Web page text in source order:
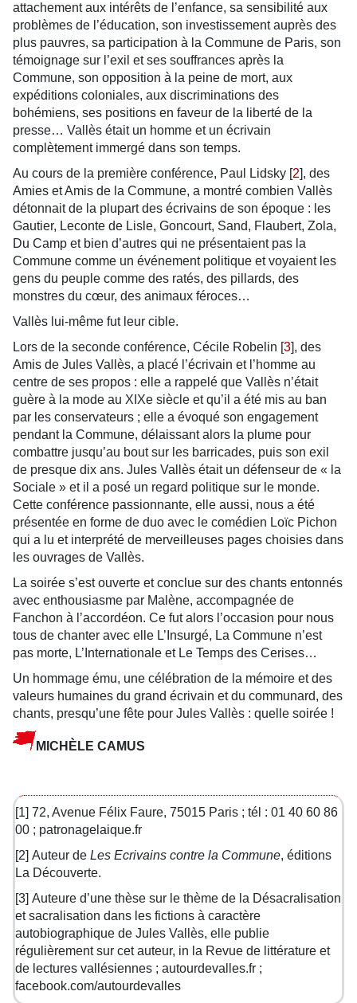
attachement aux intérêts de l’enfance, sa sensibilité aux
problèmes de l’éducation, son investissement auprès des
plus pauvres, sa participation à la Commune de Paris, son
témoignage sur l’exil et ses souffrances après la
Commune, son opposition à la peine de mort, aux
expéditions coloniales, aux discriminations des
bohémiens, ses positions en faveur de la liberté de la
presse… Vallès était un homme et un écrivain
complètement immergé dans son temps.
Au cours de la première conférence, Paul Lidsky [2], des
Amies et Amis de la Commune, a montré combien Vallès
détonnait de la plupart des écrivains de son époque : les
Gautier, Leconte de Lisle, Goncourt, Sand, Flaubert, Zola,
Du Camp et bien d’autres qui ne présentaient pas la
Commune comme un événement politique et voyaient les
gens du peuple comme des ratés, des pillards, des
monstres du cœur, des animaux féroces…
Vallès lui-même fut leur cible.
Lors de la seconde conférence, Cécile Robelin [3], des
Amis de Jules Vallès, a placé l’écrivain et l’homme au
centre de ses propos : elle a rappelé que Vallès n’était
guère à la mode au XIXe siècle et qu’il a été mis au ban
par les conservateurs ; elle a évoqué son engagement
pendant la Commune, délaissant alors la plume pour
combattre jusqu’au bout sur les barricades, puis son exil
de presque dix ans. Jules Vallès était un défenseur de « la
Sociale » et il a posé un regard politique sur le monde.
Cette conférence passionnante, elle aussi, nous a été
présentée en forme de duo avec le comédien Loïc Pichon
qui a lu et interprété de merveilleuses pages choisies dans
les ouvrages de Vallès.
La soirée s’est ouverte et conclue sur des chants entonnés
avec enthousiasme par Malène, accompagnée de
Fanchon à l’accordéon. Ce fut alors l’occasion pour nous
tous de chanter avec elle L’Insurgé, La Commune n’est
pas morte, L’Internationale et Le Temps des Cerises…
Un hommage ému, une célébration de la mémoire et des
valeurs humaines du grand écrivain et du communard, des
chants, presqu’une fête pour Jules Vallès : quelle soirée !
MICHÈLE CAMUS
[1] 72, Avenue Félix Faure, 75015 Paris ; tél : 01 40 60 86
00 ; patronagelaique.fr
[2] Auteur de Les Ecrivains contre la Commune, éditions
La Découverte.
[3] Auteure d’une thèse sur le thème de la Désacralisation
et sacralisation dans les fictions à caractère
autobiographique de Jules Vallès, elle publie
régulièrement sur cet auteur, in la Revue de littérature et
de lectures vallésiennes ; autourdevalles.fr ;
facebook.com/autourdevalles